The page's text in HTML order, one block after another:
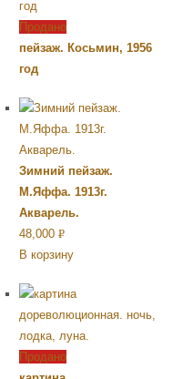
Продано
пейзаж. Косьмин, 1956
год
Зимний пейзаж.
М.Яффа. 1913г.
Акварель.
48,000 Р
УБ.
В корзину
Продано